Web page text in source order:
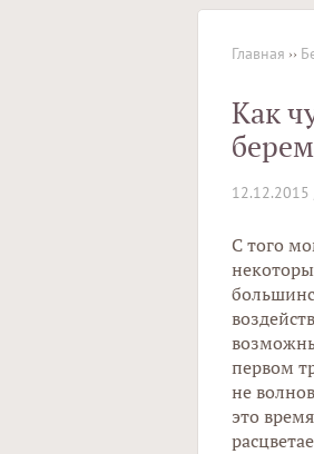
Главная ››
Как
12.12.2015
С того
первом
не
это